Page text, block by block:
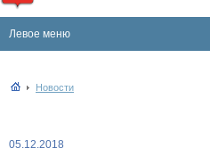
Левое меню
Новости
05.12.2018